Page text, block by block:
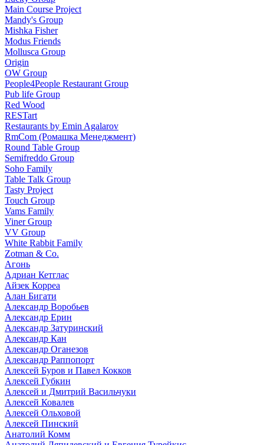
Main Course Project
Mandy's Group
Mishka Fisher
Modus Friends
Mollusca Group
Origin
OW Group
People4People Restaurant Group
Pub life Group
Red Wood
RESTart
Restaurants by Emin Agalarov
RmCom (Ромашка Менеджмент)
Round Table Group
Semifreddo Group
Soho Family
Table Talk Group
Tasty Project
Touch Group
Vams Family
Viner Group
VV Group
White Rabbit Family
Zotman & Co.
Агонь
Адриан Кетглас
Айзек Корреа
Алан Бигати
Александр Воробьев
Александр Ерин
Александр Затуринский
Александр Кан
Александр Оганезов
Александр Раппопорт
Алексей Буров и Павел Кокков
Алексей Губкин
Алексей и Дмитрий Васильчуки
Алексей Ковалев
Алексей Ольховой
Алексей Пинский
Анатолий Комм